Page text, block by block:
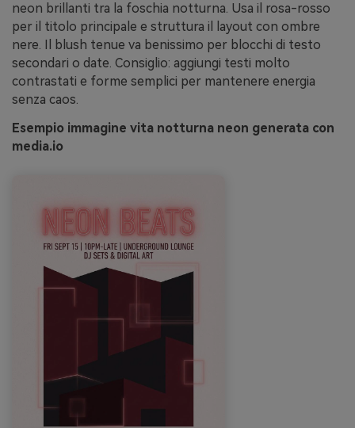
neon brillanti tra la foschia notturna. Usa il rosa-rosso
per il titolo principale e struttura il layout con ombre
nere. Il blush tenue va benissimo per blocchi di testo
secondari o date. Consiglio: aggiungi testi molto
contrastati e forme semplici per mantenere energia
senza caos.
Esempio immagine vita notturna neon generata con
media.io